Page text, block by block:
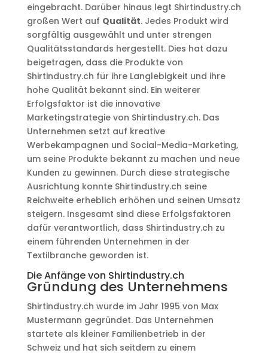
eingebracht. Darüber hinaus legt Shirtindustry.ch
großen Wert auf Qualität. Jedes Produkt wird
sorgfältig ausgewählt und unter strengen
Qualitätsstandards hergestellt. Dies hat dazu
beigetragen, dass die Produkte von
Shirtindustry.ch für ihre Langlebigkeit und ihre
hohe Qualität bekannt sind. Ein weiterer
Erfolgsfaktor ist die innovative
Marketingstrategie von Shirtindustry.ch. Das
Unternehmen setzt auf kreative
Werbekampagnen und Social-Media-Marketing,
um seine Produkte bekannt zu machen und neue
Kunden zu gewinnen. Durch diese strategische
Ausrichtung konnte Shirtindustry.ch seine
Reichweite erheblich erhöhen und seinen Umsatz
steigern. Insgesamt sind diese Erfolgsfaktoren
dafür verantwortlich, dass Shirtindustry.ch zu
einem führenden Unternehmen in der
Textilbranche geworden ist.
Die Anfänge von Shirtindustry.ch
Gründung des Unternehmens
Shirtindustry.ch wurde im Jahr 1995 von Max
Mustermann gegründet. Das Unternehmen
startete als kleiner Familienbetrieb in der
Schweiz und hat sich seitdem zu einem